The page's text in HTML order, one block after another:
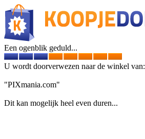
Een ogenblik geduld...
U wordt doorverwezen naar de winkel van:
"PIXmania.com"
Dit kan mogelijk heel even duren...